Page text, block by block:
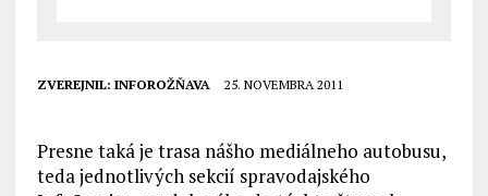
ZVEREJNIL: INFOROŽŇAVA 25. NOVEMBRA 2011
Presne taká je trasa nášho mediálneho autobusu,
teda jednotlivých sekcií spravodajského